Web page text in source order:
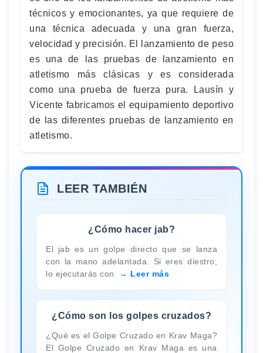
técnicos y emocionantes, ya que requiere de
una técnica adecuada y una gran fuerza,
velocidad y precisión. El lanzamiento de peso
es una de las pruebas de lanzamiento en
atletismo más clásicas y es considerada
como una prueba de fuerza pura. Lausín y
Vicente fabricamos el equipamiento deportivo
de las diferentes pruebas de lanzamiento en
atletismo.
LEER TAMBIÉN
¿Cómo hacer jab?
El jab es un golpe directo que se lanza
con la mano adelantada. Si eres diestro,
lo ejecutarás con
Leer más
¿Cómo son los golpes cruzados?
¿Qué es el Golpe Cruzado en Krav Maga?
El Golpe Cruzado en Krav Maga es una